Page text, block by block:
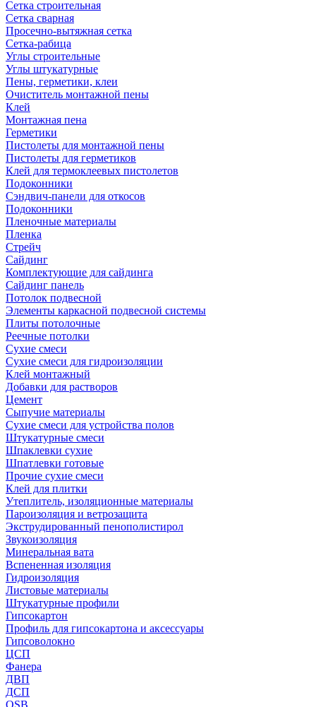
Сетка строительная
Сетка сварная
Просечно-вытяжная сетка
Сетка-рабица
Углы строительные
Углы штукатурные
Пены, герметики, клеи
Очиститель монтажной пены
Клей
Монтажная пена
Герметики
Пистолеты для монтажной пены
Пистолеты для герметиков
Клей для термоклеевых пистолетов
Подоконники
Сэндвич-панели для откосов
Подоконники
Пленочные материалы
Пленка
Стрейч
Сайдинг
Комплектующие для сайдинга
Сайдинг панель
Потолок подвесной
Элементы каркасной подвесной системы
Плиты потолочные
Реечные потолки
Сухие смеси
Сухие смеси для гидроизоляции
Клей монтажный
Добавки для растворов
Цемент
Сыпучие материалы
Сухие смеси для устройства полов
Штукатурные смеси
Шпаклевки сухие
Шпатлевки готовые
Прочие сухие смеси
Клей для плитки
Утеплитель, изоляционные материалы
Пароизоляция и ветрозащита
Экструдированный пенополистирол
Звукоизоляция
Минеральная вата
Вспененная изоляция
Гидроизоляция
Листовые материалы
Штукатурные профили
Гипсокартон
Профиль для гипсокартона и аксессуары
Гипсоволокно
ЦСП
Фанера
ДВП
ДСП
OSB